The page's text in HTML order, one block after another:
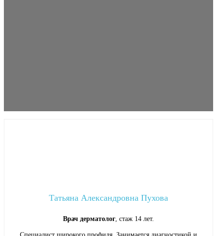
Татьяна Александровна Пухова
Врач дерматолог, стаж 14 лет.